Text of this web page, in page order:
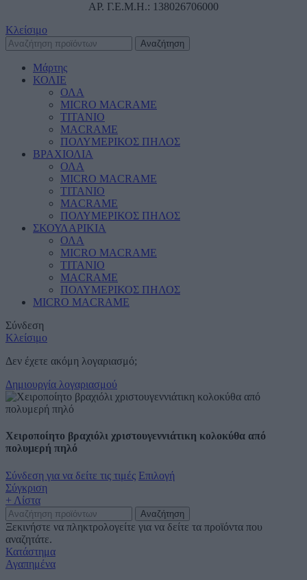
ΑΡ. Γ.Ε.Μ.Η.: 138026706000
Κλείσιμο
Αναζήτηση
Μάρτης
ΚΟΛΙΕ
ΟΛΑ
MICRO MACRAME
ΤΙΤΑΝΙΟ
MACRAME
ΠΟΛΥΜΕΡΙΚΟΣ ΠΗΛΟΣ
ΒΡΑΧΙΟΛΙΑ
ΟΛΑ
MICRO MACRAME
ΤΙΤΑΝΙΟ
MACRAME
ΠΟΛΥΜΕΡΙΚΟΣ ΠΗΛΟΣ
ΣΚΟΥΛΑΡΙΚΙΑ
ΟΛΑ
MICRO MACRAME
ΤΙΤΑΝΙΟ
MACRAME
ΠΟΛΥΜΕΡΙΚΟΣ ΠΗΛΟΣ
MICRO MACRAME
Σύνδεση
Κλείσιμο
Δεν έχετε ακόμη λογαριασμό;
Δημιουργία λογαριασμού
Χειροποίητο βραχιόλι χριστουγεννιάτικη κολοκύθα από
πολυμερή πηλό
Σύνδεση για να δείτε τις τιμές Επιλογή
Σύγκριση
+ Λίστα
Αναζήτηση
Ξεκινήστε να πληκτρολογείτε για να δείτε τα προϊόντα που
αναζητάτε.
Κατάστημα
Αγαπημένα